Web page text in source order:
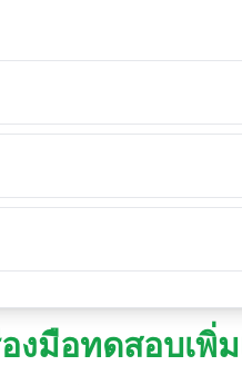
ของหน้าจอแบบเรียลไทม์และ
ว่าหมายถึงภาพลื่นกว่าและเ
งมือทดสอบเพิ่